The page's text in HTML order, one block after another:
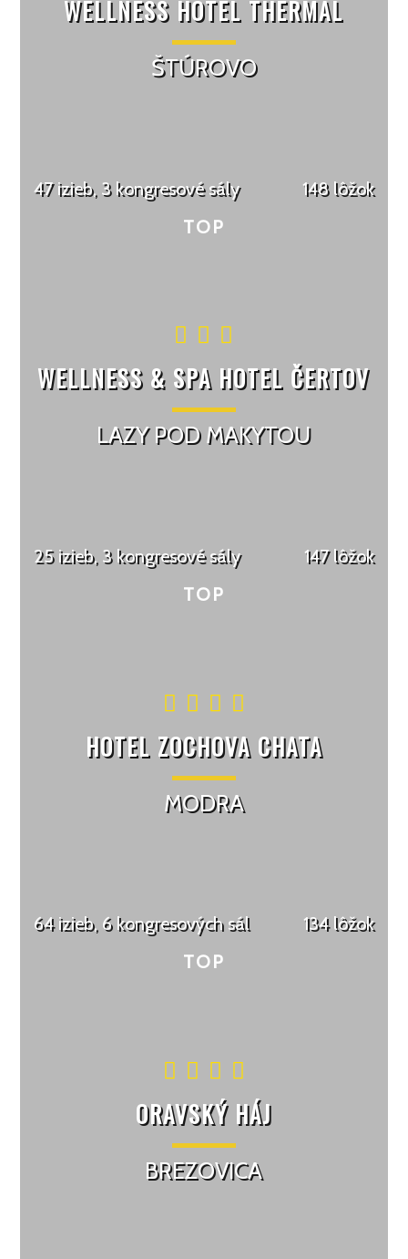
WELLNESS HOTEL THERMAL
ŠTÚROVO
47 izieb, 3 kongresové sály 148 lôžok
WELLNESS & SPA HOTEL ČERTOV
LAZY POD MAKYTOU
25 izieb, 3 kongresové sály 147 lôžok
HOTEL ZOCHOVA CHATA
MODRA
64 izieb, 6 kongresových sál 134 lôžok
ORAVSKÝ HÁJ
BREZOVICA